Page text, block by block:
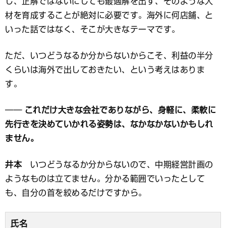
材を育成することが絶対に必要です。海外に何店舗、と
いった話ではなく、そこが大きなテーマです。
ただ、いつどうなるか分からないからこそ、利益の半分
くらいは海外で出しておきたい、という考えはありま
す。
── これだけ大きな会社でありながら、身軽に、柔軟に
先行きを決めていかれる姿勢は、なかなかないかもしれ
ません。
井本いつどうなるか分からないので、中期経営計画の
ようなものは立てません。分かる範囲でいったとして
も、自分の首を絞めるだけですから。
氏名